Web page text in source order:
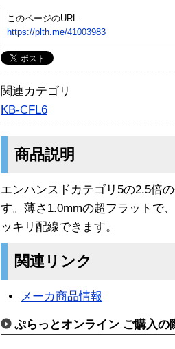
このページのURL
https://plth.me/41003983
関連カテゴリ
KB-CFL6
商品説明
エンハンスドカテゴリ5の2.5倍
す。薄さ1.0mmの超フラットで
ッキリ配線できます。
関連リンク
メーカ商品情報
ぷらっとオンライン ご購入の